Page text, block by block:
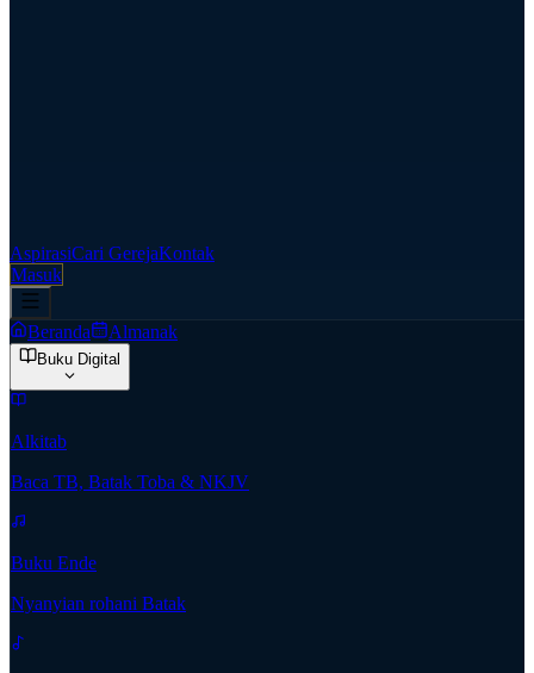
AspirasiCari GerejaKontak
Masuk
Beranda Almanak
Buku Digital
Alkitab
Baca TB, Batak Toba & NKJV
Buku Ende
Nyanyian rohani Batak